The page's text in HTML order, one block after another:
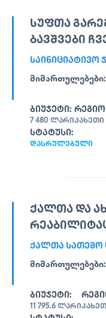
ᲡᲣᲤᲗᲐ
ᲑᲐᲕᲨᲕᲔᲑᲘ
ᲡᲐᲘᲜᲘᲪᲘᲐᲢᲘᲕᲝ
ᲛᲘᲛᲐᲠᲗᲣᲚᲔᲑᲔᲑᲘ:
ᲑᲘᲣᲯᲔᲢᲘ:
7 480 ᲚᲐᲠᲘᲙᲐᲮᲔᲗᲘ
ᲡᲢᲐᲢᲣᲡᲘ:
ᲓᲐᲡᲠᲣᲚᲔᲑᲣᲚᲘ
ᲥᲐᲚᲗᲐ ᲓᲐ
ᲥᲐᲚᲗᲐ ᲡᲐᲗᲔᲛᲝ
ᲛᲘᲛᲐᲠᲗᲣᲚᲔᲑᲔᲑᲘ:
ᲑᲘᲣᲯᲔᲢᲘ:
11 795.6 ᲚᲐᲠᲘ